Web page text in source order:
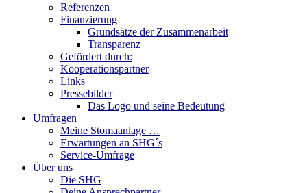
Referenzen
Finanzierung
Grundsätze der Zusammenarbeit
Transparenz
Gefördert durch:
Kooperationspartner
Links
Pressebilder
Das Logo und seine Bedeutung
Umfragen
Meine Stomaanlage …
Erwartungen an SHG´s
Service-Umfrage
Über uns
Die SHG